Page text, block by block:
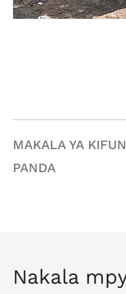
MAKALA YA
PANDA
Nakala